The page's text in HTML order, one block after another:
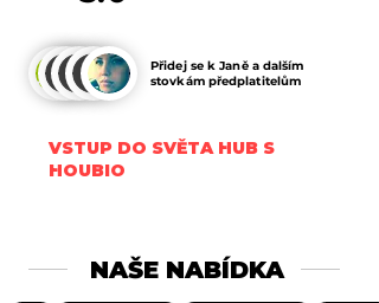
Přidej se k Janě a dalším
stovkám předplatitelům
VSTUP DO SVĚTA HUB S
HOUBIO
NAŠE NABÍDKA